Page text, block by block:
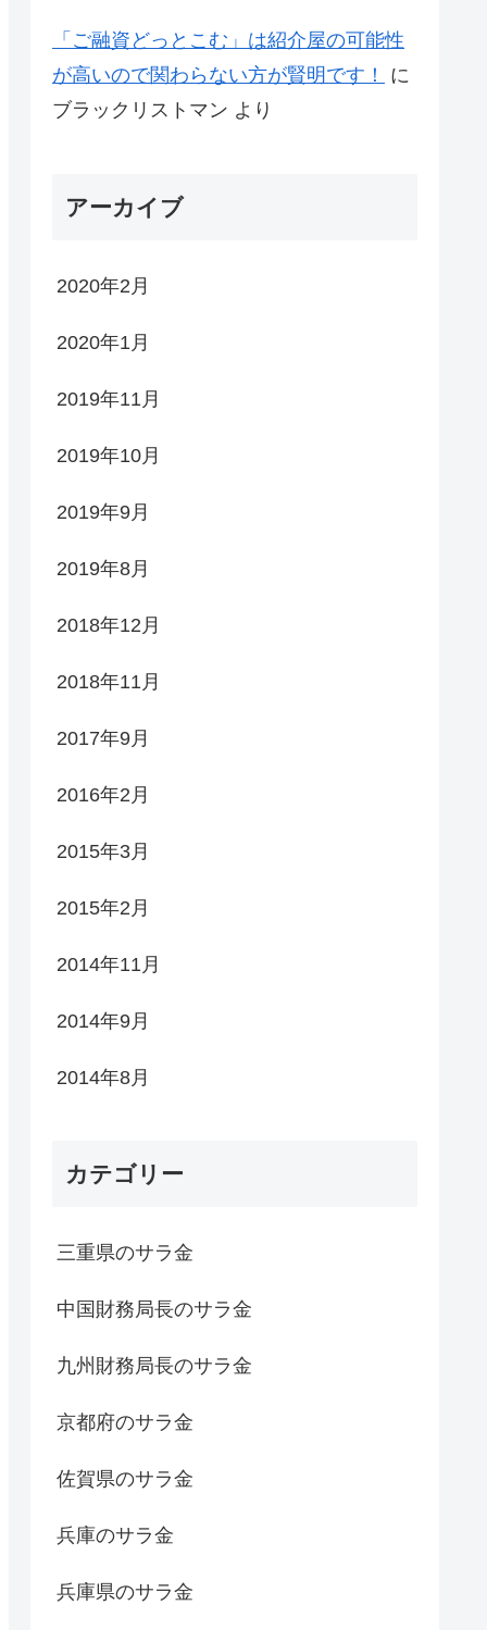
「ご融資どっとこむ」は紹介屋の可能性
が高いので関わらない方が賢明です！
に
ブラックリストマン より
アーカイブ
2020年2月
2020年1月
2019年11月
2019年10月
2019年9月
2019年8月
2018年12月
2018年11月
2017年9月
2016年2月
2015年3月
2015年2月
2014年11月
2014年9月
2014年8月
カテゴリー
三重県のサラ金
中国財務局長のサラ金
九州財務局長のサラ金
京都府のサラ金
佐賀県のサラ金
兵庫のサラ金
兵庫県のサラ金